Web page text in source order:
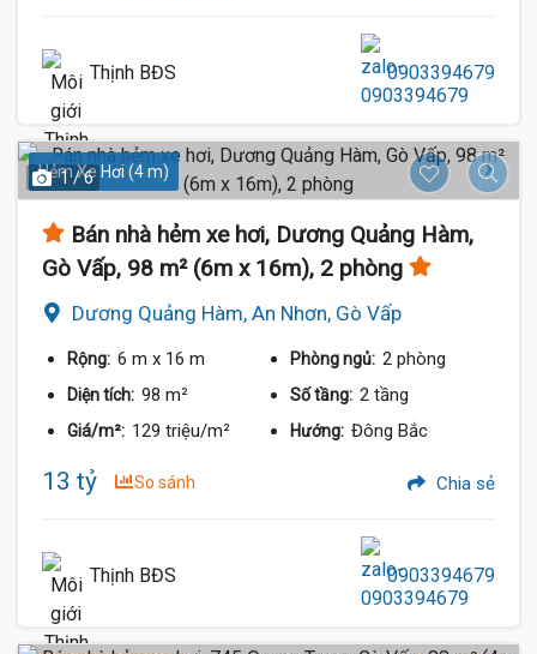
Thịnh BĐS 0903394679
Hẻm Xe Hơi (4 m)
1 / 6
Bán nhà hẻm xe hơi, Dương Quảng Hàm,
Gò Vấp, 98 m² (6m x 16m), 2 phòng
Dương Quảng Hàm, An Nhơn, Gò Vấp
Rộng: 6 m x 16 m Phòng ngủ: 2 phòng
Diện tích: 98 m² Số tầng: 2 tầng
Giá/m²: 129 triệu/m² Hướng: Đông Bắc
13 tỷ So sánh Chia sẻ
Thịnh BĐS 0903394679